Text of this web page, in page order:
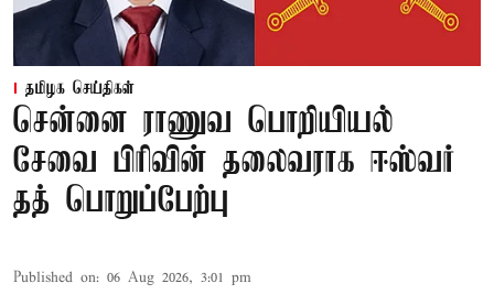
தமிழக செய்திகள்
சென்னை ராணுவ பொறியியல்
சேவை பிரிவின் தலைவராக ஈஸ்வர்
தத் பொறுப்பேற்பு
Published on: 06 Aug 2026, 3:01 pm